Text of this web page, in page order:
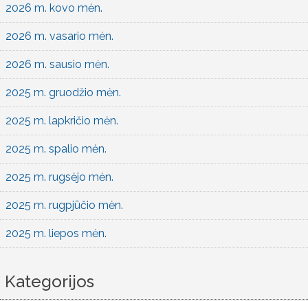
2026 m. kovo mėn.
2026 m. vasario mėn.
2026 m. sausio mėn.
2025 m. gruodžio mėn.
2025 m. lapkričio mėn.
2025 m. spalio mėn.
2025 m. rugsėjo mėn.
2025 m. rugpjūčio mėn.
2025 m. liepos mėn.
Kategorijos